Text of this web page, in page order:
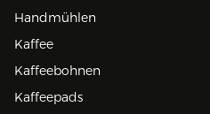
Handmühlen
Kaffee
Kaffeebohnen
Kaffeepads